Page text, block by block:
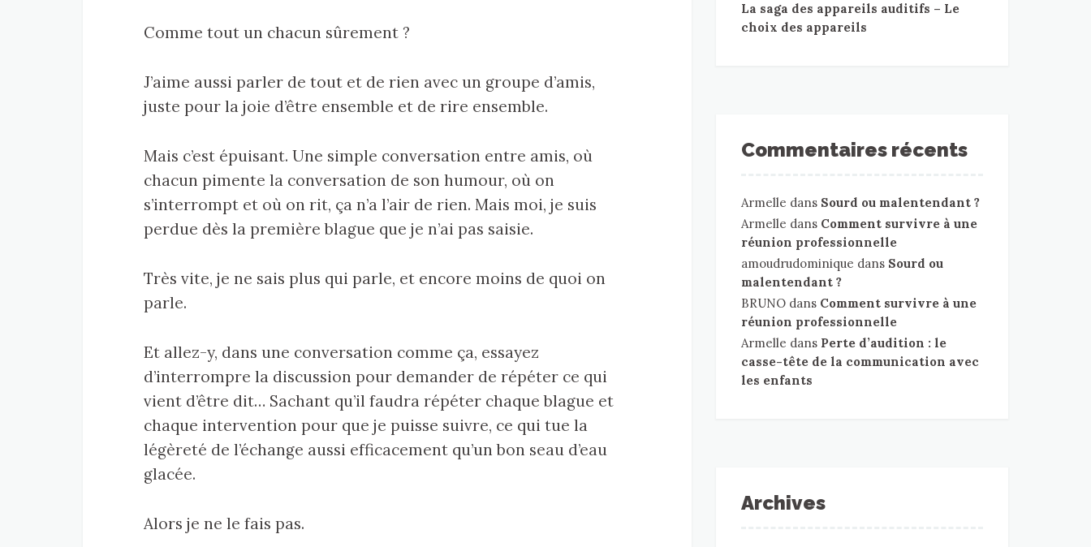
Comme tout un chacun sûrement ?
J’aime aussi parler de tout et de rien avec un groupe d’amis,
juste pour la joie d’être ensemble et de rire ensemble.
Mais c’est épuisant. Une simple conversation entre amis, où
chacun pimente la conversation de son humour, où on
s’interrompt et où on rit, ça n’a l’air de rien. Mais moi, je suis
perdue dès la première blague que je n’ai pas saisie.
Très vite, je ne sais plus qui parle, et encore moins de quoi on
parle.
Et allez-y, dans une conversation comme ça, essayez
d’interrompre la discussion pour demander de répéter ce qui
vient d’être dit… Sachant qu’il faudra répéter chaque blague et
chaque intervention pour que je puisse suivre, ce qui tue la
légèreté de l’échange aussi efficacement qu’un bon seau d’eau
glacée.
Alors je ne le fais pas.
La saga des appareils auditifs – Le
choix des appareils
Commentaires récents
Armelle dans Sourd ou malentendant ?
Armelle dans Comment survivre à une
réunion professionnelle
amoudrudominique dans Sourd ou
malentendant ?
BRUNO dans Comment survivre à une
réunion professionnelle
Armelle dans Perte d’audition : le
casse-tête de la communication avec
les enfants
Archives